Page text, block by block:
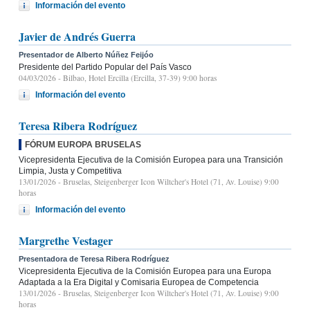
Información del evento
Javier de Andrés Guerra
Presentador de Alberto Núñez Feijóo
Presidente del Partido Popular del País Vasco
04/03/2026 - Bilbao, Hotel Ercilla (Ercilla, 37-39) 9:00 horas
Información del evento
Teresa Ribera Rodríguez
FÓRUM EUROPA BRUSELAS
Vicepresidenta Ejecutiva de la Comisión Europea para una Transición
Limpia, Justa y Competitiva
13/01/2026 - Bruselas, Steigenberger Icon Wiltcher's Hotel (71, Av. Louise) 9:00
horas
Información del evento
Margrethe Vestager
Presentadora de Teresa Ribera Rodríguez
Vicepresidenta Ejecutiva de la Comisión Europea para una Europa
Adaptada a la Era Digital y Comisaria Europea de Competencia
13/01/2026 - Bruselas, Steigenberger Icon Wiltcher's Hotel (71, Av. Louise) 9:00
horas